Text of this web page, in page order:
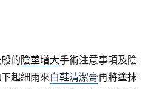
的陰莖增大手術注意事項及陰
起細雨來白鞋清潔膏再將塗抹